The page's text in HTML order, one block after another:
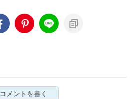
コメントを書く